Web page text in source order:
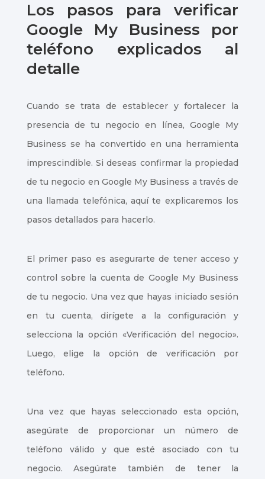
Los pasos para verificar
Google My Business por
teléfono explicados al
detalle
Cuando se trata de establecer y fortalecer la
presencia de tu negocio en línea, Google My
Business se ha convertido en una herramienta
imprescindible. Si deseas confirmar la propiedad
de tu negocio en Google My Business a través de
una llamada telefónica, aquí te explicaremos los
pasos detallados para hacerlo.
El primer paso es asegurarte de tener acceso y
control sobre la cuenta de Google My Business
de tu negocio. Una vez que hayas iniciado sesión
en tu cuenta, dirígete a la configuración y
selecciona la opción «Verificación del negocio».
Luego, elige la opción de verificación por
teléfono.
Una vez que hayas seleccionado esta opción,
asegúrate de proporcionar un número de
teléfono válido y que esté asociado con tu
negocio. Asegúrate también de tener la